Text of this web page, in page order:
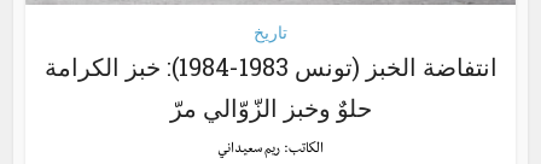
تاريخ
انتفاضة الخبز (تونس 1983-1984): خبز الكرامة
حلوٌ وخبز الزّوّالي مرّ
الكاتب: ريم سعيداني